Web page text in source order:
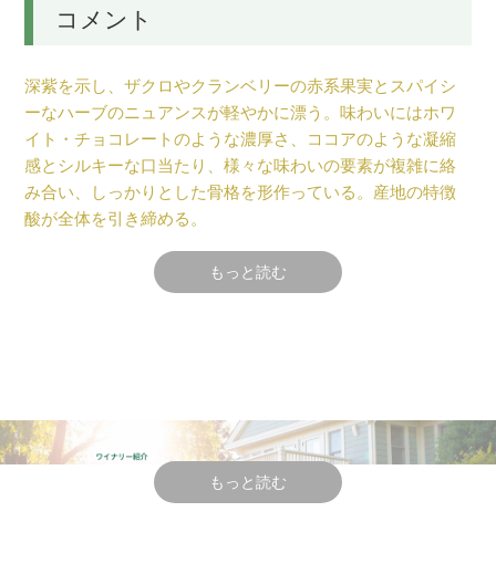
コメント
深紫を示し、ザクロやクランベリーの赤系果実とスパイシ
ーなハーブのニュアンスが軽やかに漂う。味わいにはホワ
イト・チョコレートのような濃厚さ、ココアのような凝縮
感とシルキーな口当たり、様々な味わいの要素が複雑に絡
み合い、しっかりとした骨格を形作っている。産地の特徴
酸が全体を引き締める。
もっと読む
降り、春の開花を遅らせたが、夏は温暖で、気温の急上昇
もなく暖かい日が長く続き、朝入る冷たい霧が自然の酸味
を保ち、十分に完熟するタイミングを待ち、ベストな収穫
のタイミングを区画毎に決めることが出来た。
もっと読む